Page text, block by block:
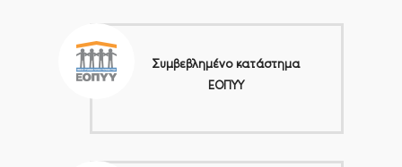
Συμβεβλημένο κατάστημα
ΕΟΠΥΥ